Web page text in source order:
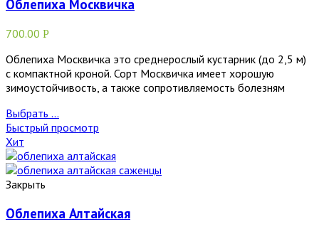
Облепиха Москвичка
700.00 Р
Облепиха Москвичка это среднерослый кустарник (до 2,5 м)
с компактной кроной. Сорт Москвичка имеет хорошую
зимоустойчивость, а также сопротивляемость болезням
Выбрать ...
Быстрый просмотр
Хит
Закрыть
Облепиха Алтайская